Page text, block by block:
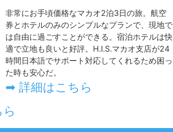
非常にお手頃価格なマカオ2泊3日の旅。航空
券とホテルのみのシンプルなプランで、現地で
は自由に過ごすことができる。宿泊ホテルは快
適で立地も良いと好評。H.I.S.マカオ支店が24
時間日本語でサポート対応してくれるため困っ
た時も安心だ。
➡ 詳細はこちら